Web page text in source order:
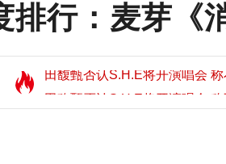
排行：麦芽《
田馥甄否认S.H.E将开演唱会
望11:08
田馥甄否认S.H.E将开演唱会